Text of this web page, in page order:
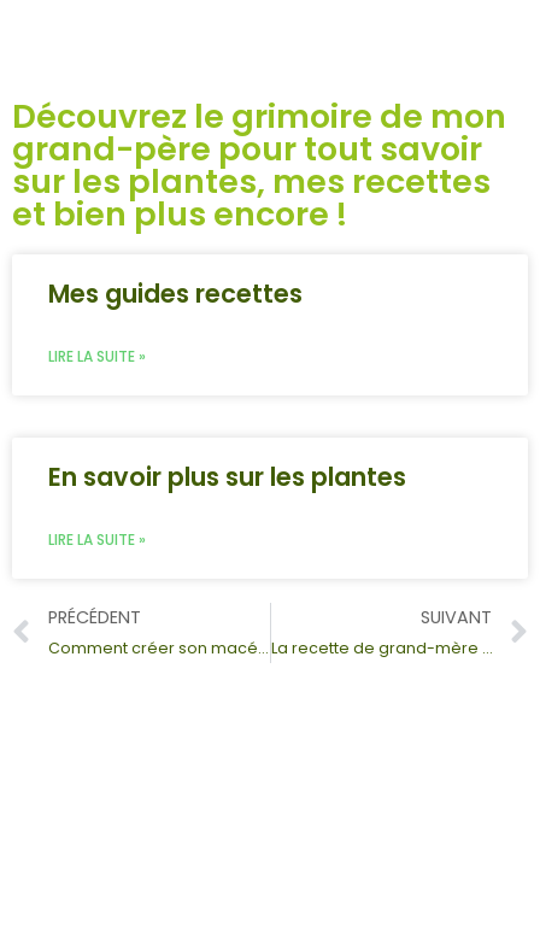
Découvrez le grimoire de mon
grand-père pour tout savoir
sur les plantes, mes recettes
et bien plus encore !
Mes guides recettes
LIRE LA SUITE »
En savoir plus sur les plantes
LIRE LA SUITE »
PRÉCÉDENT
Comment créer son macérât de plante : ma méthode simple pour réussir votre préparation naturelle maison
SUIVANT
La recette de grand-mère au basilic : le sirop digestif de mamie Lucette